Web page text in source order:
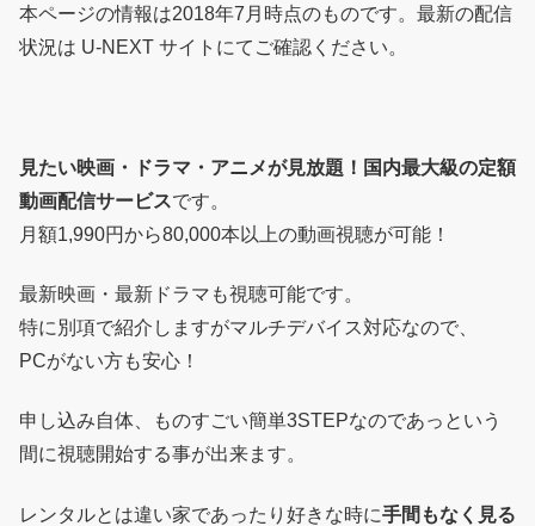
本ページの情報は2018年7月時点のものです。最新の配信
状況は U-NEXT サイトにてご確認ください。
見たい映画・ドラマ・アニメが見放題！国内最大級の定額
動画配信サービスです。
月額1,990円から80,000本以上の動画視聴が可能！
最新映画・最新ドラマも視聴可能です。
特に別項で紹介しますがマルチデバイス対応なので、
PCがない方も安心！
申し込み自体、ものすごい簡単3STEPなのであっという
間に視聴開始する事が出来ます。
レンタルとは違い家であったり好きな時に手間もなく見る